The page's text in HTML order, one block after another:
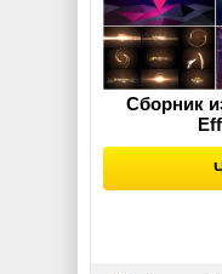
Сборник